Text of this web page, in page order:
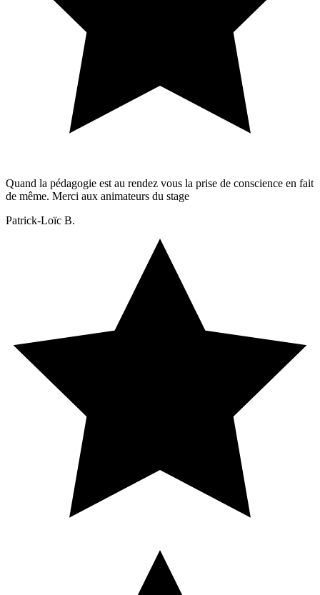
Quand la pédagogie est au rendez vous la prise de conscience en fait
de même. Merci aux animateurs du stage
Patrick-Loïc B.